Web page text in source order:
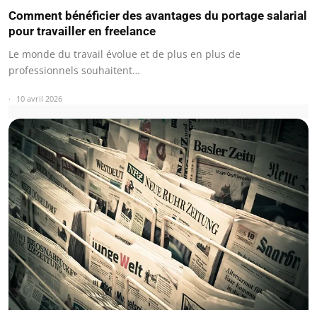
Comment bénéficier des avantages du portage salarial
pour travailler en freelance
Le monde du travail évolue et de plus en plus de
professionnels souhaitent…
10 avril 2026